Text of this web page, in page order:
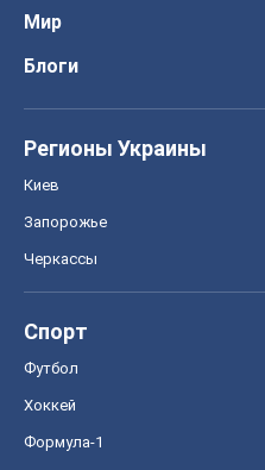
Мир
Блоги
Регионы Украины
Киев
Запорожье
Черкассы
Спорт
Футбол
Хоккей
Формула-1